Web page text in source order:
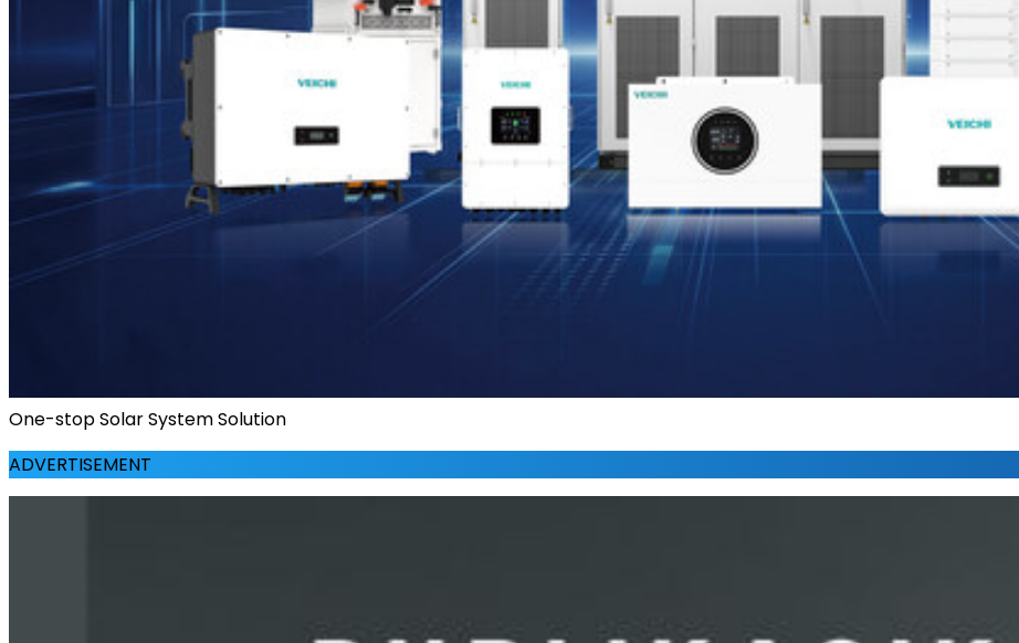
One-stop Solar System Solution
ADVERTISEMENT